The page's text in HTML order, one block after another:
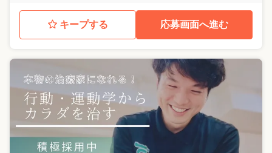
キープする 応募画面へ進む